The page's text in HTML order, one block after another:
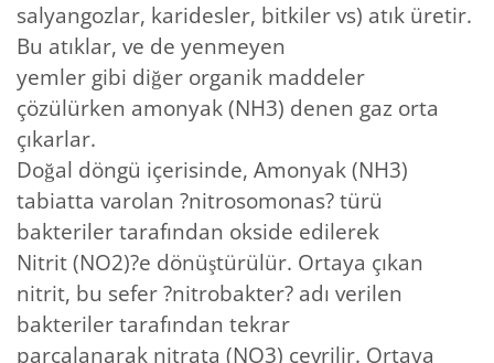
salyangozlar, karidesler, bitkiler vs) atık üretir.
Bu atıklar, ve de yenmeyen
yemler gibi diğer organik maddeler
çözülürken amonyak (NH3) denen gaz orta
çıkarlar.
Doğal döngü içerisinde, Amonyak (NH3)
tabiatta varolan ?nitrosomonas? türü
bakteriler tarafından okside edilerek
Nitrit (NO2)?e dönüştürülür. Ortaya çıkan
nitrit, bu sefer ?nitrobakter? adı verilen
bakteriler tarafından tekrar
parçalanarak nitrata (NO3) çevrilir. Ortaya